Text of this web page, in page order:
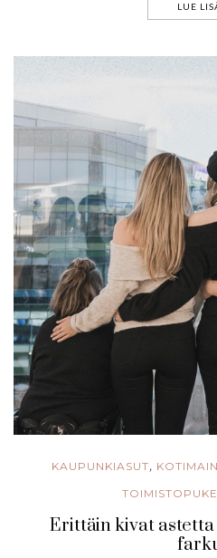
LUE
KAUPUNKIASUT,
Erittäin kivat